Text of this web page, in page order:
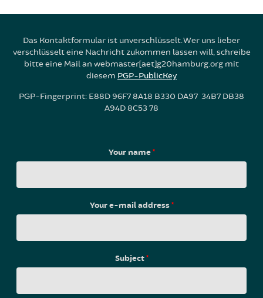
Das Kontaktformular ist unverschlüsselt. Wer uns lieber
verschlüsselt eine Nachricht zukommen lassen will, schreibe
bitte eine Mail an webmaster[aet]g20hamburg.org mit
diesem PGP-PublicKey
PGP-Fingerprint: E88D 96F7 8A18 B330 DA97 34B7 DB38
A94D 8C53 78
Your name*
Your e-mail address*
Subject*